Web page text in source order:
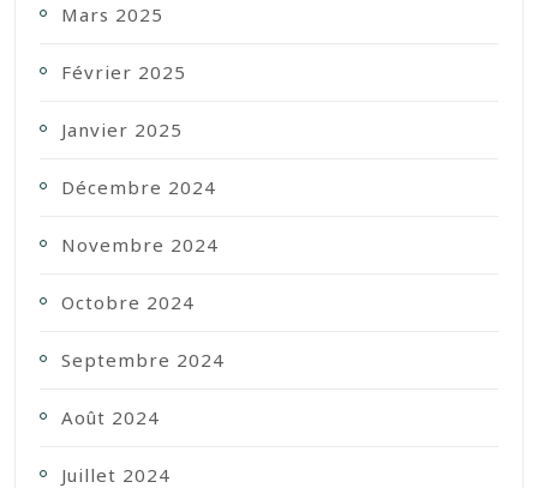
Mars 2025
Février 2025
Janvier 2025
Décembre 2024
Novembre 2024
Octobre 2024
Septembre 2024
Août 2024
Juillet 2024